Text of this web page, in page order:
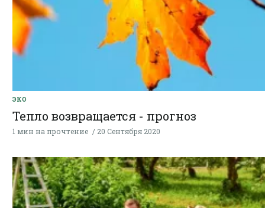
ЭКО
Тепло возвращается - прогноз
1 мин на прочтение 20 Сентября 2020